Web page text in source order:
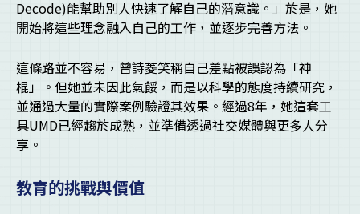
Decode)能幫助別人快速了解自己的潛意識。」於是，她
開始將這些理念融入自己的工作，並逐步完善方法。
這條路並不容易，曾詩菱笑稱自己差點被誤認為「神
棍」。但她並未因此氣餒，而是以科學的態度持續研究，
並通過大量的實際案例驗證其效果。經過8年，她這套工
具UMD已經趨於成熟，並準備透過社交媒體與更多人分
享。
教育的挑戰與價值